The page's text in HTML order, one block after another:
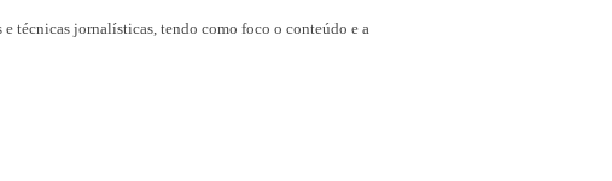
técnicas jornalísticas, tendo como foco o conteúdo e a